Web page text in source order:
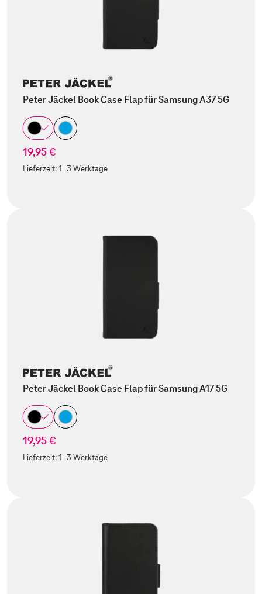
Peter Jäckel Book Case Flap für Samsung A37 5G
19,95 €
Lieferzeit:1-3 Werktage
Peter Jäckel Book Case Flap für Samsung A17 5G
19,95 €
Lieferzeit:1-3 Werktage